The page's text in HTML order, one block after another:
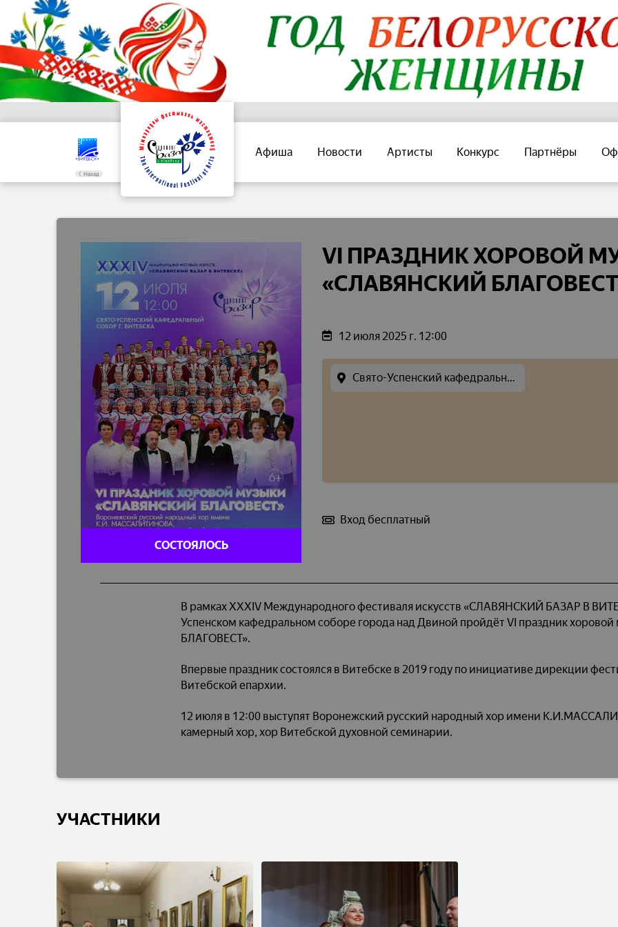
Назад
Афиша Новости Артисты Конкурс Партнёры
СОСТОЯЛОСЬ
VI ПРАЗДНИК ХОРОВОЙ
«СЛАВЯНСКИЙ
12 июля 2025 г. 12:00
Свято-Успенский кафедральный собор г. Витебска
Вход бесплатный
В рамках XXXIV Международного фестиваля искусств «СЛАВЯНСКИЙ БАЗАР В
Успенском кафедральном соборе города над Двиной пройдёт VI праздник
БЛАГОВЕСТ».
Впервые праздник состоялся в Витебске в 2019 году по инициативе дирекции
Витебской епархии.
12 июля в 12:00 выступят Воронежский русский народный хор имени
камерный хор, хор Витебской духовной семинарии.
УЧАСТНИКИ